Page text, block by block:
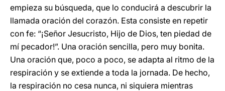
empieza su búsqueda, que lo conducirá a descubrir la
llamada oración del corazón. Esta consiste en repetir
con fe: “¡Señor Jesucristo, Hijo de Dios, ten piedad de
mí pecador!”. Una oración sencilla, pero muy bonita.
Una oración que, poco a poco, se adapta al ritmo de la
respiración y se extiende a toda la jornada. De hecho,
la respiración no cesa nunca, ni siquiera mientras